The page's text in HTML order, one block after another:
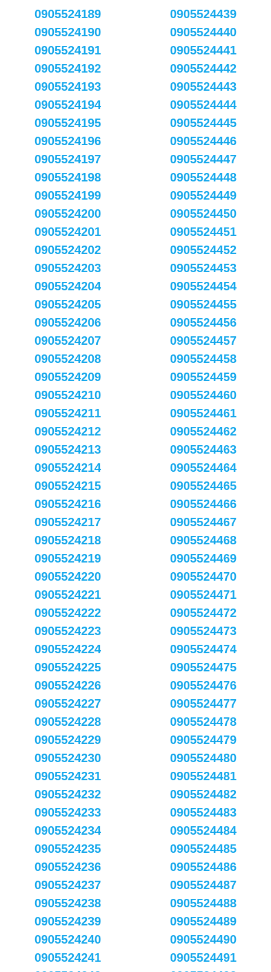
0905524189
0905524190
0905524191
0905524192
0905524193
0905524194
0905524195
0905524196
0905524197
0905524198
0905524199
0905524200
0905524201
0905524202
0905524203
0905524204
0905524205
0905524206
0905524207
0905524208
0905524209
0905524210
0905524211
0905524212
0905524213
0905524214
0905524215
0905524216
0905524217
0905524218
0905524219
0905524220
0905524221
0905524222
0905524223
0905524224
0905524225
0905524226
0905524227
0905524228
0905524229
0905524230
0905524231
0905524232
0905524233
0905524234
0905524235
0905524236
0905524237
0905524238
0905524239
0905524240
0905524241
0905524439
0905524440
0905524441
0905524442
0905524443
0905524444
0905524445
0905524446
0905524447
0905524448
0905524449
0905524450
0905524451
0905524452
0905524453
0905524454
0905524455
0905524456
0905524457
0905524458
0905524459
0905524460
0905524461
0905524462
0905524463
0905524464
0905524465
0905524466
0905524467
0905524468
0905524469
0905524470
0905524471
0905524472
0905524473
0905524474
0905524475
0905524476
0905524477
0905524478
0905524479
0905524480
0905524481
0905524482
0905524483
0905524484
0905524485
0905524486
0905524487
0905524488
0905524489
0905524490
0905524491